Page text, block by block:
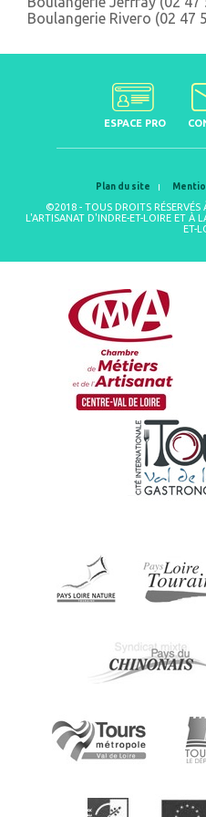
Boulangerie Rivero (02 47
ESPACE PRO
Plan du site
©2018 - TOUS DROITS RÉSERVÉS
L'ARTISANAT D'INDRE-ET-LOIRE ET À
ET-